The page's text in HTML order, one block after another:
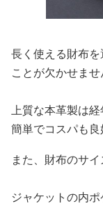
長く使える財布を
ことが欠かせませ
上質な本革製は
簡単でコスパも良
また、財布のサ
ジャケットの内